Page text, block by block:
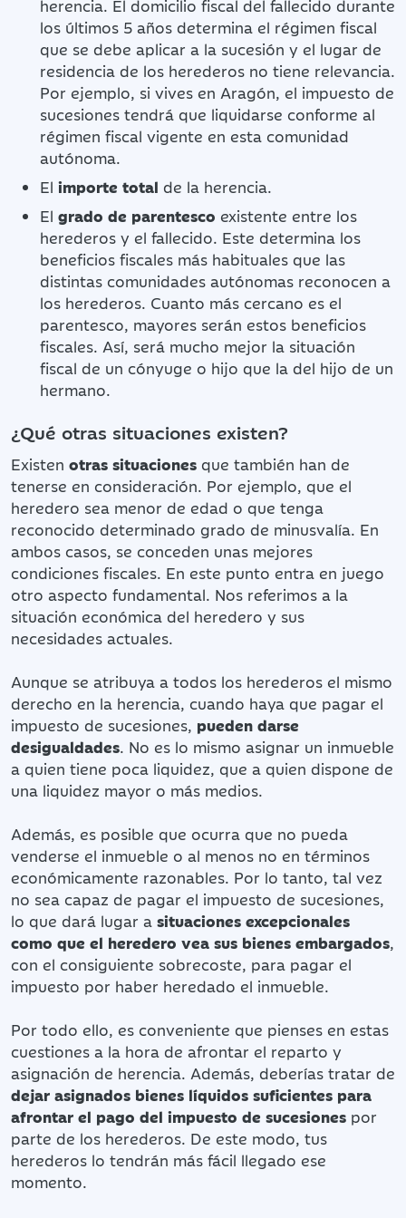
herencia. El domicilio fiscal del fallecido durante
los últimos 5 años determina el régimen fiscal
que se debe aplicar a la sucesión y el lugar de
residencia de los herederos no tiene relevancia.
Por ejemplo, si vives en Aragón, el impuesto de
sucesiones tendrá que liquidarse conforme al
régimen fiscal vigente en esta comunidad
autónoma.
El importe total de la herencia.
El grado de parentesco existente entre los
herederos y el fallecido. Este determina los
beneficios fiscales más habituales que las
distintas comunidades autónomas reconocen a
los herederos. Cuanto más cercano es el
parentesco, mayores serán estos beneficios
fiscales. Así, será mucho mejor la situación
fiscal de un cónyuge o hijo que la del hijo de un
hermano.
¿Qué otras situaciones existen?
Existen otras situaciones que también han de
tenerse en consideración. Por ejemplo, que el
heredero sea menor de edad o que tenga
reconocido determinado grado de minusvalía. En
ambos casos, se conceden unas mejores
condiciones fiscales. En este punto entra en juego
otro aspecto fundamental. Nos referimos a la
situación económica del heredero y sus
necesidades actuales.
Aunque se atribuya a todos los herederos el mismo
derecho en la herencia, cuando haya que pagar el
impuesto de sucesiones, pueden darse
desigualdades. No es lo mismo asignar un inmueble
a quien tiene poca liquidez, que a quien dispone de
una liquidez mayor o más medios.
Además, es posible que ocurra que no pueda
venderse el inmueble o al menos no en términos
económicamente razonables. Por lo tanto, tal vez
no sea capaz de pagar el impuesto de sucesiones,
lo que dará lugar a situaciones excepcionales
como que el heredero vea sus bienes embargados,
con el consiguiente sobrecoste, para pagar el
impuesto por haber heredado el inmueble.
Por todo ello, es conveniente que pienses en estas
cuestiones a la hora de afrontar el reparto y
asignación de herencia. Además, deberías tratar de
dejar asignados bienes líquidos suficientes para
afrontar el pago del impuesto de sucesiones por
parte de los herederos. De este modo, tus
herederos lo tendrán más fácil llegado ese
momento.